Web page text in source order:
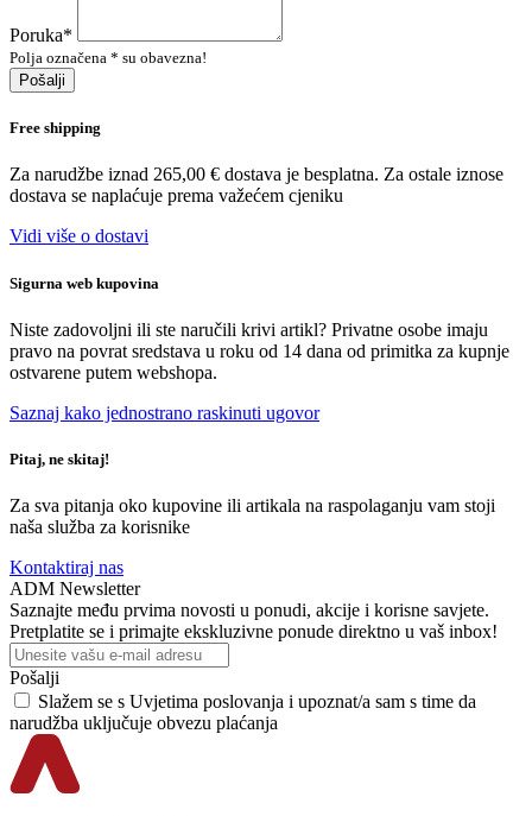
Poruka*
Polja označena * su obavezna!
Pošalji
Free shipping
Za narudžbe iznad 265,00 € dostava je besplatna. Za ostale iznose
dostava se naplaćuje prema važećem cjeniku
Vidi više o dostavi
Sigurna web kupovina
Niste zadovoljni ili ste naručili krivi artikl? Privatne osobe imaju
pravo na povrat sredstava u roku od 14 dana od primitka za kupnje
ostvarene putem webshopa.
Saznaj kako jednostrano raskinuti ugovor
Pitaj, ne skitaj!
Za sva pitanja oko kupovine ili artikala na raspolaganju vam stoji
naša služba za korisnike
Kontaktiraj nas
ADM Newsletter
Saznajte među prvima novosti u ponudi, akcije i korisne savjete.
Pretplatite se i primajte ekskluzivne ponude direktno u vaš inbox!
Pošalji
Slažem se s Uvjetima poslovanja i upoznat/a sam s time da
narudžba uključuje obvezu plaćanja